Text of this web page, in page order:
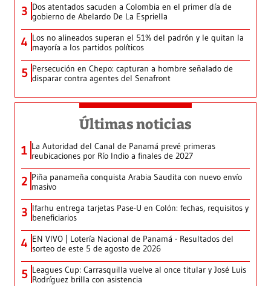
3 Dos atentados sacuden a Colombia en el primer día de
gobierno de Abelardo De La Espriella
4 Los no alineados superan el 51% del padrón y le quitan la
mayoría a los partidos políticos
5 Persecución en Chepo: capturan a hombre señalado de
disparar contra agentes del Senafront
Últimas noticias
1 La Autoridad del Canal de Panamá prevé primeras
reubicaciones por Río Indio a finales de 2027
2 Piña panameña conquista Arabia Saudita con nuevo envío
masivo
3 Ifarhu entrega tarjetas Pase-U en Colón: fechas, requisitos y
beneficiarios
4 EN VIVO | Lotería Nacional de Panamá - Resultados del
sorteo de este 5 de agosto de 2026
5 Leagues Cup: Carrasquilla vuelve al once titular y José Luis
Rodríguez brilla con asistencia